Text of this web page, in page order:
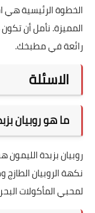
الخطوة الرئيسية هي
المميزة. نأمل أن
رائعة في مطبخك.
الاسئلة
ما هو روبيان
روبيان بزبدة
نكهة الروبيان الطازج
لمحبي المأكولات